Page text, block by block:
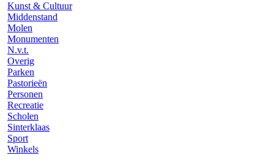
Kunst & Cultuur
Middenstand
Molen
Monumenten
N.v.t.
Overig
Parken
Pastorieën
Personen
Recreatie
Scholen
Sinterklaas
Sport
Winkels